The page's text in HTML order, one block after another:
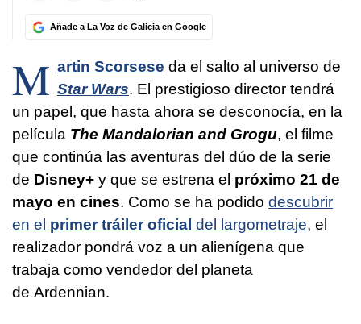
Añade a La Voz de Galicia en Google
M artin Scorsese da el salto al universo de
Star Wars. El prestigioso director tendrá
un papel, que hasta ahora se desconocía, en la
película The Mandalorian and Grogu, el filme
que continúa las aventuras del dúo de la serie
de Disney+ y que se estrena el próximo 21 de
mayo en cines. Como se ha podido descubrir
en el primer tráiler oficial del largometraje, el
realizador pondrá voz a un alienígena que
trabaja como vendedor del planeta
de Ardennian.